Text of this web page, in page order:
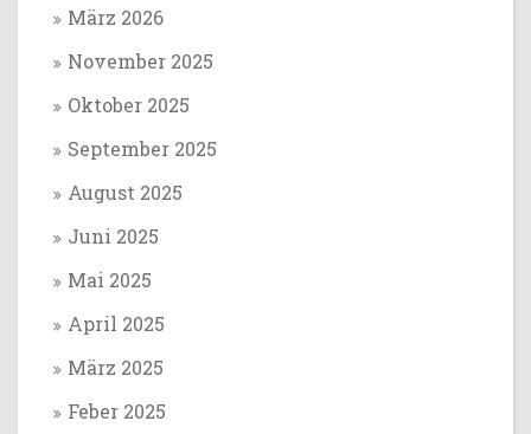
März 2026
November 2025
Oktober 2025
September 2025
August 2025
Juni 2025
Mai 2025
April 2025
März 2025
Feber 2025